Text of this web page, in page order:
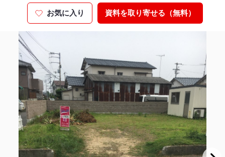
お気に入り 資料を取り寄せる（無料）